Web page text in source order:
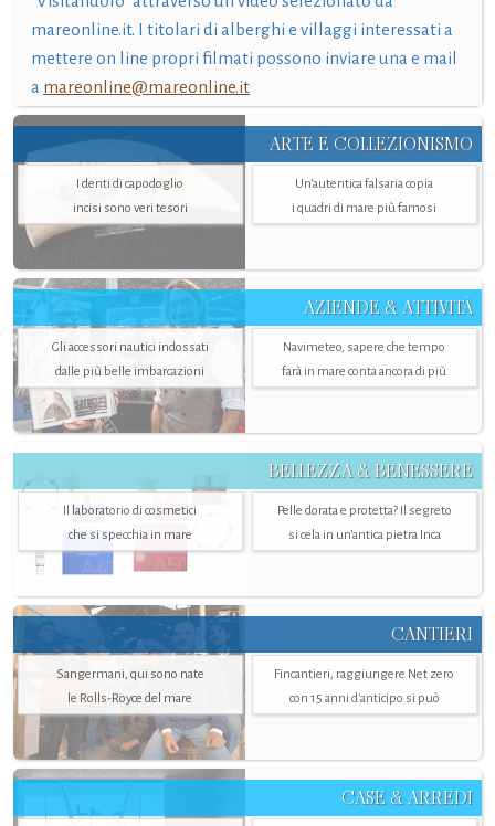
mareonline.it. I titolari di alberghi e villaggi interessati a
mettere on line propri filmati possono inviare una e mail
a mareonline@mareonline.it
ARTE E COLLEZIONISMO
I denti di capodoglio
incisi sono veri tesori
Un’autentica falsaria copia
i quadri di mare più famosi
AZIENDE & ATTIVITÀ
Gli accessori nautici indossati
dalle più belle imbarcazioni
Navimeteo, sapere che tempo
farà in mare conta ancora di più
BELLEZZA & BENESSERE
Il laboratorio di cosmetici
che si specchia in mare
Pelle dorata e protetta? Il segreto
si cela in un’antica pietra Inca
CANTIERI
Sangermani, qui sono nate
le Rolls-Royce del mare
Fincantieri, raggiungere Net zero
con 15 anni d'anticipo si può
CASE & ARREDI